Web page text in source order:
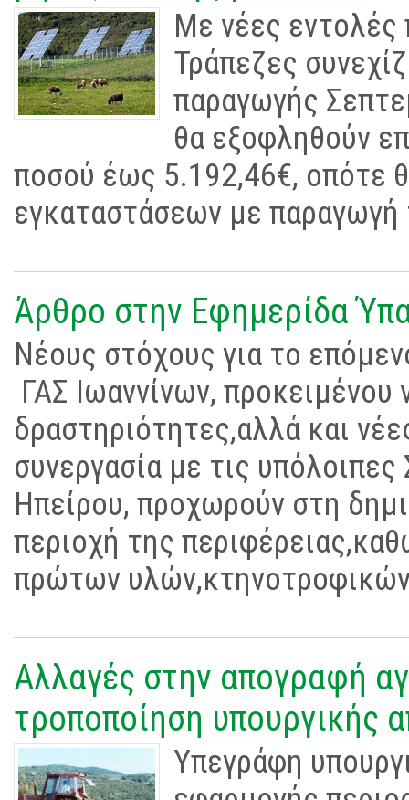
Με νέες
Τράπεζες
παραγωγής
θα εξοφληθούν
ποσού έως 5.192,46€, οπότε
εγκαταστάσεων με
Άρθρο στην Εφημερίδα
Νέους στόχους για το
ΓΑΣ Ιωαννίνων, προκειμένου
δραστη­ριότητες,αλλά και
συνερ­γασία με τις υπόλοιπες
Ηπείρου, προχωρούν στη δ
περιοχή της περιφέρειας,καθ
πρώτων υλών,κτηνοτροφ
Αλλαγές στην απογραφή
τροποποίηση υπουργικής
Υπεγράφη